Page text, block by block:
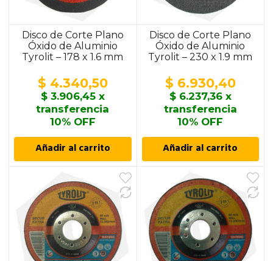
Disco de Corte Plano
Óxido de Aluminio
Tyrolit – 178 x 1.6 mm
$ 4.340,50
$3.906,45x
transferencia
10% OFF
Añadir al carrito
Disco de Corte Plano
Óxido de Aluminio
Tyrolit – 230 x 1.9 mm
$ 6.930,40
$6.237,36x
transferencia
10% OFF
Añadir al carrito